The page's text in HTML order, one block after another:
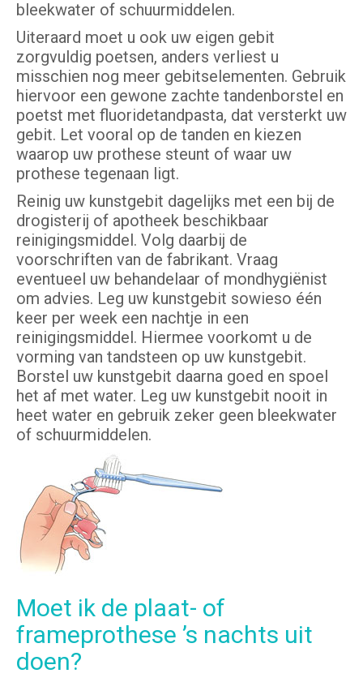
bleekwater of schuurmiddelen.
Uiteraard moet u ook uw eigen gebit
zorgvuldig poetsen, anders verliest u
misschien nog meer gebitselementen. Gebruik
hiervoor een gewone zachte tandenborstel en
poetst met fluoridetandpasta, dat versterkt uw
gebit. Let vooral op de tanden en kiezen
waarop uw prothese steunt of waar uw
prothese tegenaan ligt.
Reinig uw kunstgebit dagelijks met een bij de
drogisterij of apotheek beschikbaar
reinigingsmiddel. Volg daarbij de
voorschriften van de fabrikant. Vraag
eventueel uw behandelaar of mondhygiënist
om advies. Leg uw kunstgebit sowieso één
keer per week een nachtje in een
reinigingsmiddel. Hiermee voorkomt u de
vorming van tandsteen op uw kunstgebit.
Borstel uw kunstgebit daarna goed en spoel
het af met water. Leg uw kunstgebit nooit in
heet water en gebruik zeker geen bleekwater
of schuurmiddelen.
Moet ik de plaat- of
frameprothese ’s nachts uit
doen?